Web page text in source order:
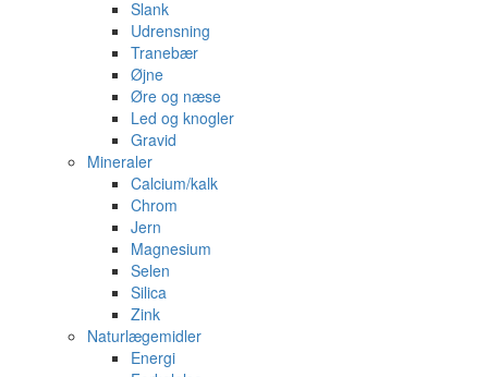
Slank
Udrensning
Tranebær
Øjne
Øre og næse
Led og knogler
Gravid
Mineraler
Calcium/kalk
Chrom
Jern
Magnesium
Selen
Silica
Zink
Naturlægemidler
Energi